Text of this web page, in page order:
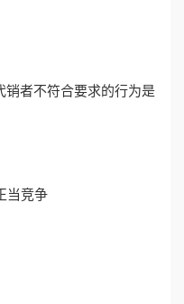
销者不符合要求的行为是
当竞争